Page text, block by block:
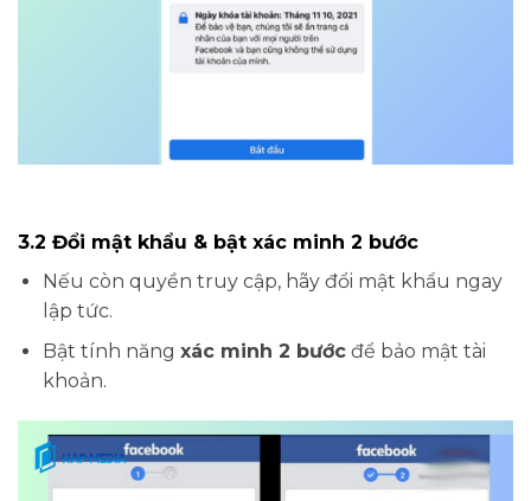
3.2 Đổi mật khẩu & bật xác minh 2 bước
Nếu còn quyền truy cập, hãy đổi mật khẩu ngay
lập tức.
Bật tính năng xác minh 2 bướcđể bảo mật tài
khoản.